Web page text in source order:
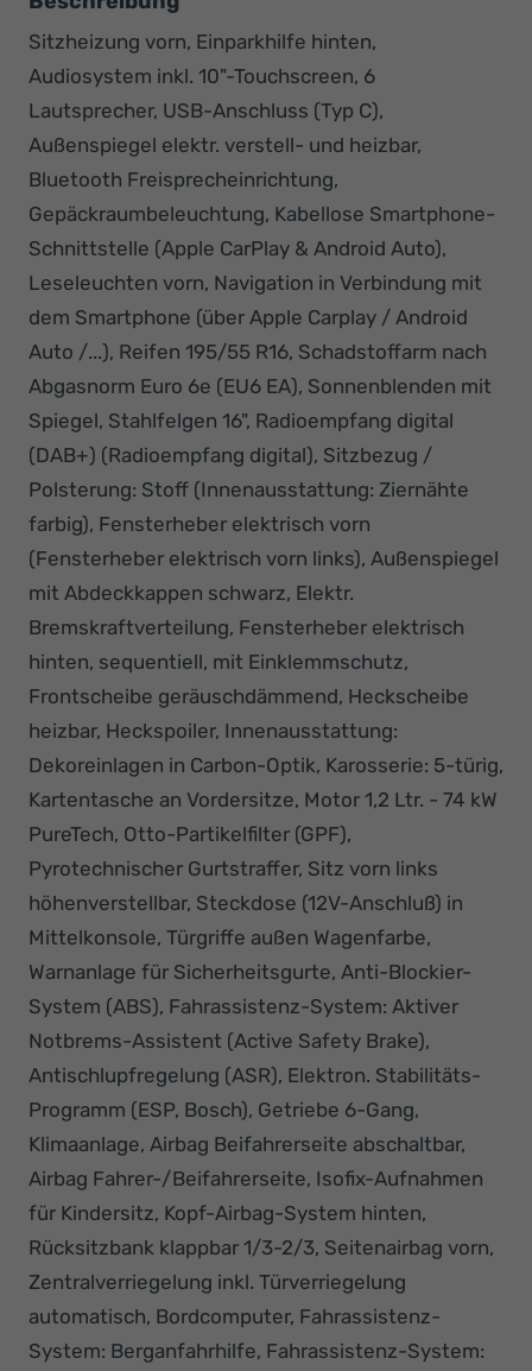
Sitzheizung vorn, Einparkhilfe hinten,
Audiosystem inkl. 10"-Touchscreen, 6
Lautsprecher, USB-Anschluss (Typ C),
Außenspiegel elektr. verstell- und heizbar,
Bluetooth Freisprecheinrichtung,
Gepäckraumbeleuchtung, Kabellose Smartphone-
Schnittstelle (Apple CarPlay & Android Auto),
Leseleuchten vorn, Navigation in Verbindung mit
dem Smartphone (über Apple Carplay / Android
Auto /...), Reifen 195/55 R16, Schadstoffarm nach
Abgasnorm Euro 6e (EU6 EA), Sonnenblenden mit
Spiegel, Stahlfelgen 16", Radioempfang digital
(DAB+) (Radioempfang digital), Sitzbezug /
Polsterung: Stoff (Innenausstattung: Ziernähte
farbig), Fensterheber elektrisch vorn
(Fensterheber elektrisch vorn links), Außenspiegel
mit Abdeckkappen schwarz, Elektr.
Bremskraftverteilung, Fensterheber elektrisch
hinten, sequentiell, mit Einklemmschutz,
Frontscheibe geräuschdämmend, Heckscheibe
heizbar, Heckspoiler, Innenausstattung:
Dekoreinlagen in Carbon-Optik, Karosserie: 5-türig,
Kartentasche an Vordersitze, Motor 1,2 Ltr. - 74 kW
PureTech, Otto-Partikelfilter (GPF),
Pyrotechnischer Gurtstraffer, Sitz vorn links
höhenverstellbar, Steckdose (12V-Anschluß) in
Mittelkonsole, Türgriffe außen Wagenfarbe,
Warnanlage für Sicherheitsgurte, Anti-Blockier-
System (ABS), Fahrassistenz-System: Aktiver
Notbrems-Assistent (Active Safety Brake),
Antischlupfregelung (ASR), Elektron. Stabilitäts-
Programm (ESP, Bosch), Getriebe 6-Gang,
Klimaanlage, Airbag Beifahrerseite abschaltbar,
Airbag Fahrer-/Beifahrerseite, Isofix-Aufnahmen
für Kindersitz, Kopf-Airbag-System hinten,
Rücksitzbank klappbar 1/3-2/3, Seitenairbag vorn,
Zentralverriegelung inkl. Türverriegelung
automatisch, Bordcomputer, Fahrassistenz-
System: Berganfahrhilfe, Fahrassistenz-System: